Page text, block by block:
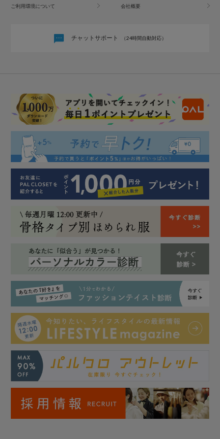
ご利用環境について 会社概要
チャットサポート （24時間自動対応）